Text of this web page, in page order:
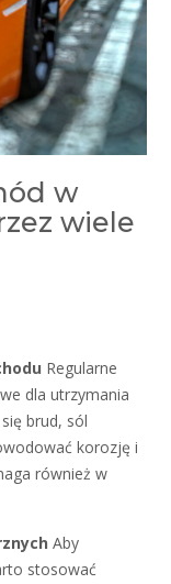
w
wiele
Regularne
dla utrzymania
brud, sól
korozję i
również w
Aby
stosować